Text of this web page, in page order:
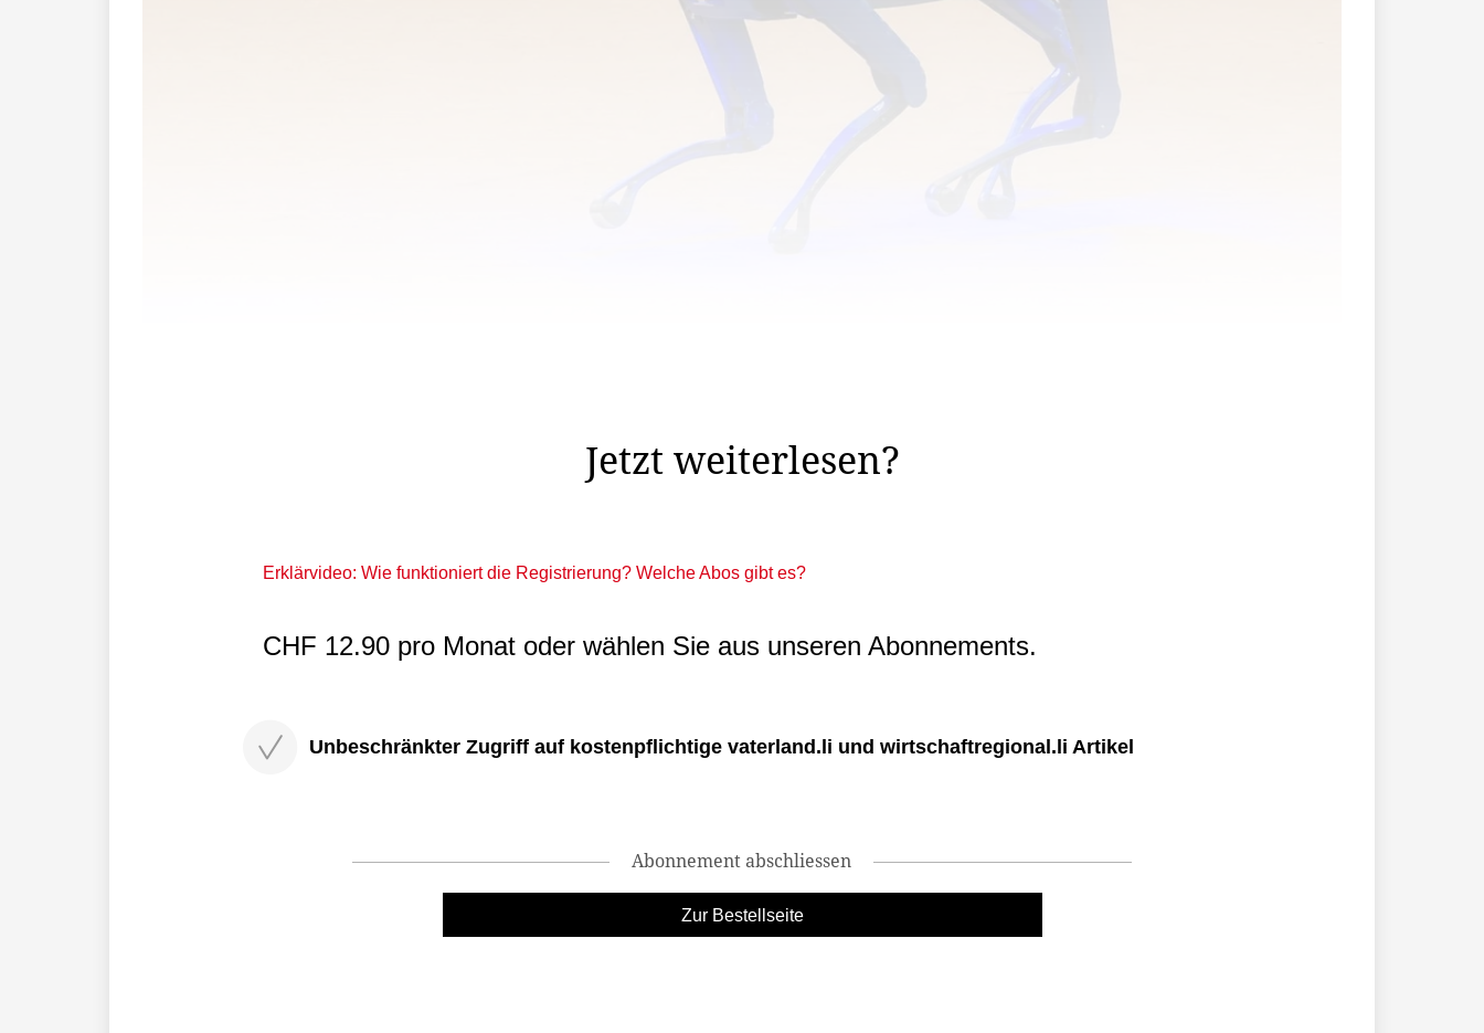
Jetzt weiterlesen?
Erklärvideo: Wie funktioniert die Registrierung? Welche Abos gibt es?
CHF 12.90 pro Monat oder wählen Sie aus unseren Abonnements.
Unbeschränkter Zugriff auf kostenpflichtige vaterland.li und wirtschaftregional.li Artikel
Abonnement abschliessen
Zur Bestellseite